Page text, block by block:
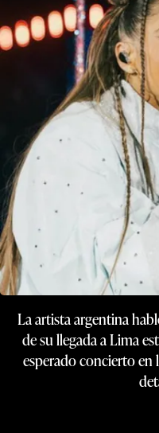
La artista argentina
de su llegada a Lima
esperado concierto en